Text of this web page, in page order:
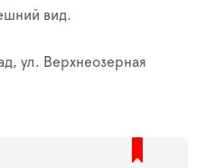
вид.
ул. Верхнеозерная